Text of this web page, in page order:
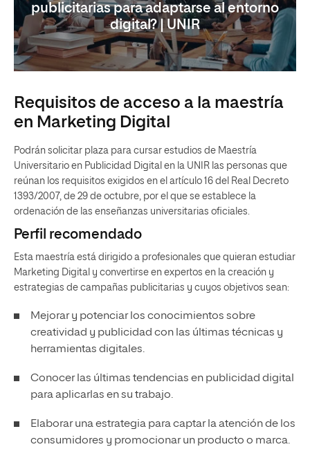
publicitarias para adaptarse al entorno
digital? | UNIR
Requisitos de acceso a la maestría
en Marketing Digital
Podrán solicitar plaza para cursar estudios de Maestría
Universitario en Publicidad Digital en la UNIR las personas que
reúnan los requisitos exigidos en el artículo 16 del Real Decreto
1393/2007, de 29 de octubre, por el que se establece la
ordenación de las enseñanzas universitarias oficiales.
Perfil recomendado
Esta maestría está dirigido a profesionales que quieran estudiar
Marketing Digital y convertirse en expertos en la creación y
estrategias de campañas publicitarias y cuyos objetivos sean:
Mejorar y potenciar los conocimientos sobre
creatividad y publicidad con las últimas técnicas y
herramientas digitales.
Conocer las últimas tendencias en publicidad digital
para aplicarlas en su trabajo.
Elaborar una estrategia para captar la atención de los
consumidores y promocionar un producto o marca.